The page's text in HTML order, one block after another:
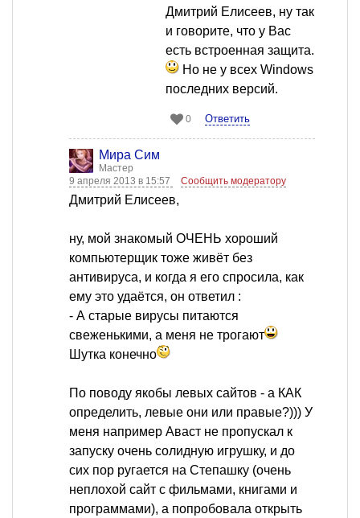
Дмитрий Елисеев, ну так
и говорите, что у Вас
есть встроенная защита.
Но не у всех Windows
последних версий.
0 Ответить
Мира Сим
Мастер
9 апреля 2013 в 15:57
Сообщить модератору
Дмитрий Елисеев,
ну, мой знакомый ОЧЕНЬ хороший
компьютерщик тоже живёт без
антивируса, и когда я его спросила, как
ему это удаётся, он ответил :
- А старые вирусы питаются
свеженькими, а меня не трогают
Шутка конечно
По поводу якобы левых сайтов - а КАК
определить, левые они или правые?))) У
меня например Аваст не пропускал к
запуску очень солидную игрушку, и до
сих пор ругается на Степашку (очень
неплохой сайт с фильмами, книгами и
программами), а попробовала открыть